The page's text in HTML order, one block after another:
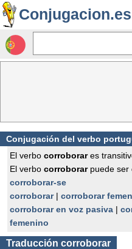
Conjugacion.es
Conjugación del verbo
El verbo corroborares
El verbo corroborarpuede ser
corroborar-se
corroborar| corroborar
corroborar en voz pasiva |
femenino
Traducción corroborar